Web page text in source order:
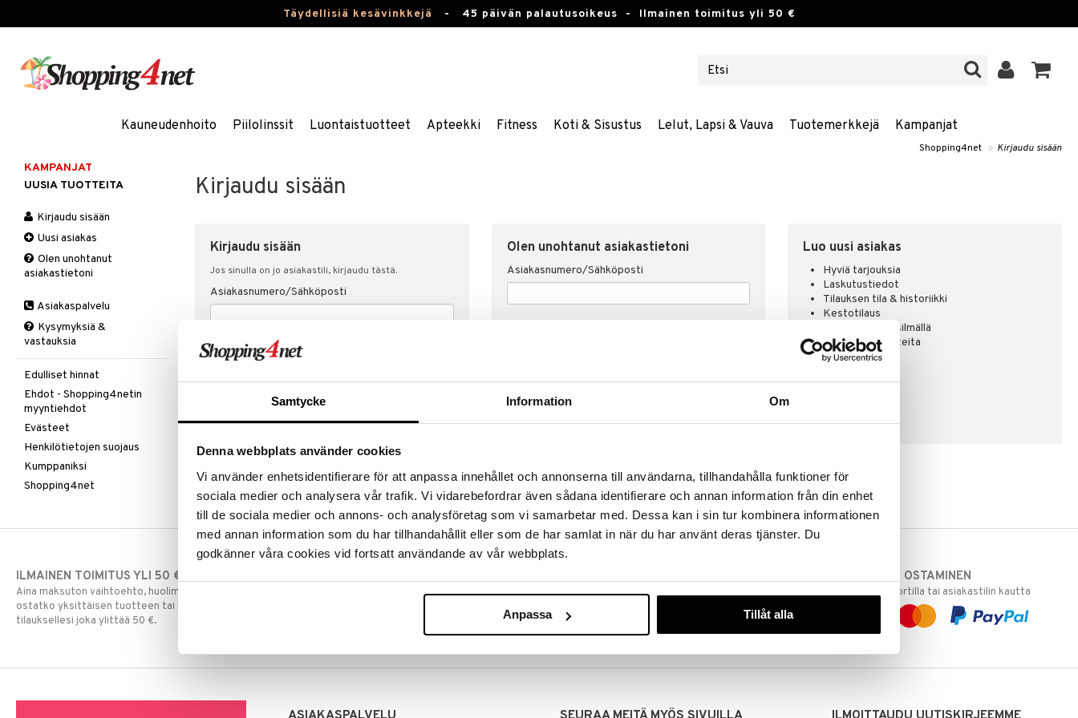
Samtycke Information Om
Denna webbplats använder cookies
Vi använder enhetsidentifierare för att anpassa innehållet och annonserna till användarna, tillhandahålla funktioner för
sociala medier och analysera vår trafik. Vi vidarebefordrar även sådana identifierare och annan information från din enhet
till de sociala medier och annons- och analysföretag som vi samarbetar med. Dessa kan i sin tur kombinera informationen
med annan information som du har tillhandahållit eller som de har samlat in när du har använt deras tjänster. Du
godkänner våra cookies vid fortsatt användande av vår webbplats.
Anpassa Tillåt alla
Täydellisiä kesävinkkejä - 45 päivän palautusoikeus - Ilmainen toimitus yli 50 €
Kauneudenhoito Piilolinssit Luontaistuotteet Apteekki Fitness Koti & Sisustus Lelut, Lapsi & Vauva Tuotemerkkejä Kampanjat
Shopping4net » Kirjaudu sisään
Kirjaudu sisään
Kirjaudu sisään
Jos sinulla on jo asiakastili, kirjaudu tästä.
Asiakasnumero/Sähköposti
Salasana
Olen unohtanut asiakastietoni
Asiakasnumero/Sähköposti
Luo uusi asiakas
Hyviä tarjouksia
Laskutustiedot
Tilauksen tila & historiikki
Kestotilaus
Pidä tuotteita silmällä
Arvostele tuotteita
Toivelistat
KAMPANJAT
UUSIA TUOTTEITA
Kirjaudu sisään
Uusi asiakas
Olen unohtanut
asiakastietoni
Asiakaspalvelu
Kysymyksiä &
vastauksia
Edulliset hinnat
Ehdot - Shopping4netin
myyntiehdot
Evästeet
Henkilötietojen suojaus
Kumppaniksi
Shopping4net
ILMAINEN TOIMITUS YLI 50 €
Aina maksuton vaihtoehto, huolimatta siitä
ostatko yksittäisen tuotteen tai koko
tilauksellesi joka ylittää 50 €.
Ennen kello 13.00 tehdyt tilaukset lähetetään
Ostamalla suuria eriä tuotteita varastoomme
voimme pitää hinnat alhaisina juuri Sinua varten!
Voit olla varma, että teet löytöjä sivuillamme.
TURVALLINEN OSTAMINEN
laskulla, pankkikortilla tai asiakastilin kautta